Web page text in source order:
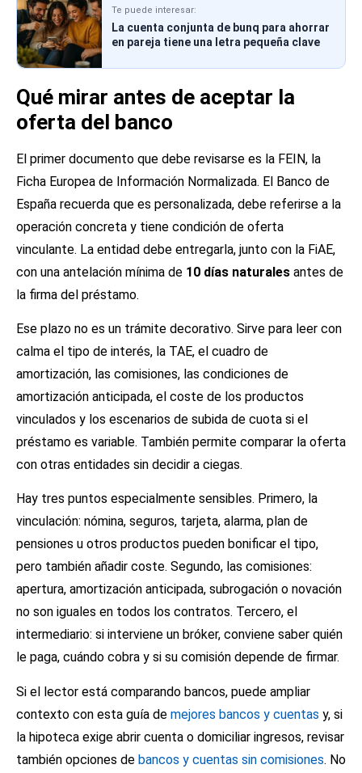
Te puede interesar:
La cuenta conjunta de bunq para ahorrar
en pareja tiene una letra pequeña clave
Qué mirar antes de aceptar la
oferta del banco
El primer documento que debe revisarse es la FEIN, la
Ficha Europea de Información Normalizada. El Banco de
España recuerda que es personalizada, debe referirse a la
operación concreta y tiene condición de oferta
vinculante. La entidad debe entregarla, junto con la FiAE,
con una antelación mínima de 10 días naturales antes de
la firma del préstamo.
Ese plazo no es un trámite decorativo. Sirve para leer con
calma el tipo de interés, la TAE, el cuadro de
amortización, las comisiones, las condiciones de
amortización anticipada, el coste de los productos
vinculados y los escenarios de subida de cuota si el
préstamo es variable. También permite comparar la oferta
con otras entidades sin decidir a ciegas.
Hay tres puntos especialmente sensibles. Primero, la
vinculación: nómina, seguros, tarjeta, alarma, plan de
pensiones u otros productos pueden bonificar el tipo,
pero también añadir coste. Segundo, las comisiones:
apertura, amortización anticipada, subrogación o novación
no son iguales en todos los contratos. Tercero, el
intermediario: si interviene un bróker, conviene saber quién
le paga, cuándo cobra y si su comisión depende de firmar.
Si el lector está comparando bancos, puede ampliar
contexto con esta guía de mejores bancos y cuentas y, si
la hipoteca exige abrir cuenta o domiciliar ingresos, revisar
también opciones de bancos y cuentas sin comisiones. No